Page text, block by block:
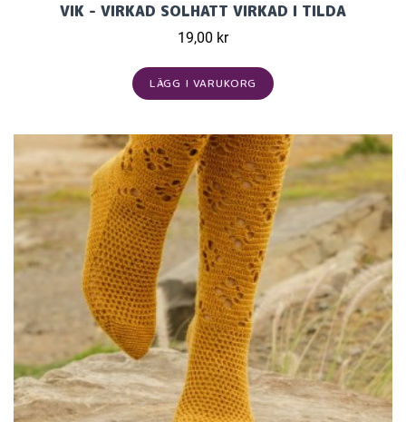
VIK - VIRKAD SOLHATT VIRKAD I TILDA
19,00 kr
LÄGG I VARUKORG